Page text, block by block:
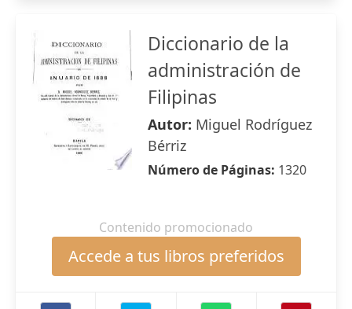
Diccionario de la
administración de
Filipinas
Autor: Miguel Rodríguez
Bérriz
Número de Páginas: 1320
Contenido promocionado
Accede a tus libros preferidos